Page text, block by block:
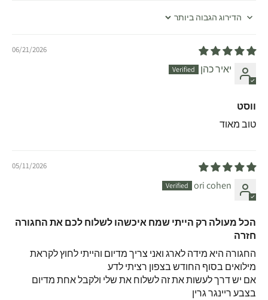
Sort by
06/21/2026
יאיר כהן
ווסט
טוב מאוד
05/11/2026
ori cohen
הכל מעולה רק הייתי שמח איכשהו לשלוח לכם את החגורה
חזרה
החגורה היא מידה לארג ואני צריך מדיום והייתי לחוץ לקראת
מילואים בסוף החודש בצפון רציתי לדע
אם יש דרך לעשות את זה לשלוח את שלי ולקבל אחת מדיום
בצבע ריינגר גרין